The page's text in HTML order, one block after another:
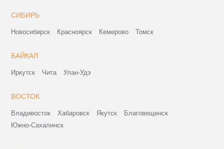
СИБИРЬ
Новосибирск Красноярск Кемерово Томск
БАЙКАЛ
Иркутск Чита Улан-Удэ
ВОСТОК
Владивосток Хабаровск Якутск
Благовещенск
Южно-Сахалинск